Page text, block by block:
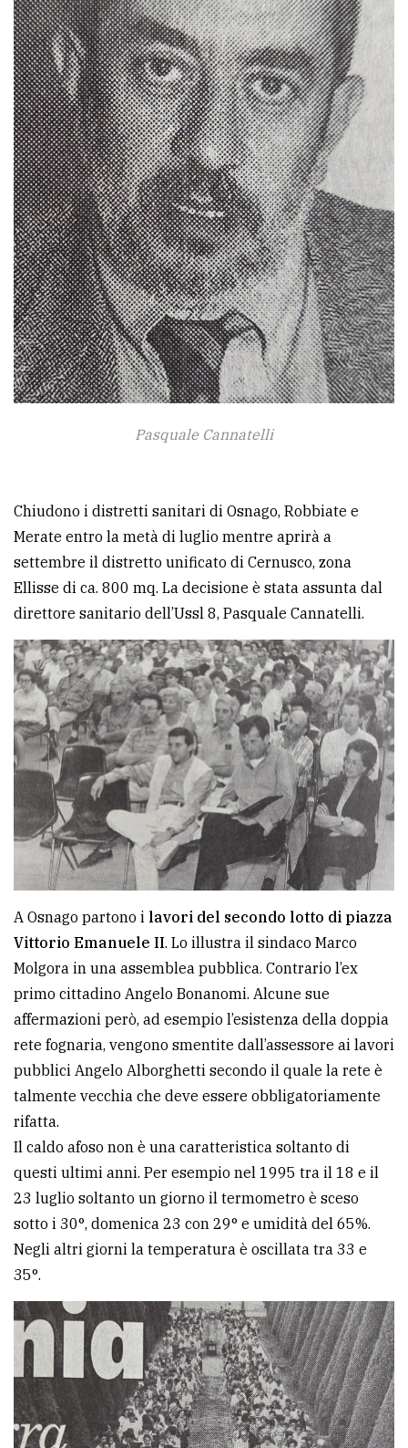
Pasquale Cannatelli
Chiudono i distretti sanitari di Osnago, Robbiate e
Merate entro la metà di luglio mentre aprirà a
settembre il distretto unificato di Cernusco, zona
Ellisse di ca. 800 mq. La decisione è stata assunta dal
direttore sanitario dell’Ussl 8, Pasquale Cannatelli.
A Osnago partono i lavori del secondo lotto di piazza
Vittorio Emanuele II. Lo illustra il sindaco Marco
Molgora in una assemblea pubblica. Contrario l’ex
primo cittadino Angelo Bonanomi. Alcune sue
affermazioni però, ad esempio l’esistenza della doppia
rete fognaria, vengono smentite dall’assessore ai lavori
pubblici Angelo Alborghetti secondo il quale la rete è
talmente vecchia che deve essere obbligatoriamente
rifatta.
Il caldo afoso non è una caratteristica soltanto di
questi ultimi anni. Per esempio nel 1995 tra il 18 e il
23 luglio soltanto un giorno il termometro è sceso
sotto i 30°, domenica 23 con 29° e umidità del 65%.
Negli altri giorni la temperatura è oscillata tra 33 e
35°.